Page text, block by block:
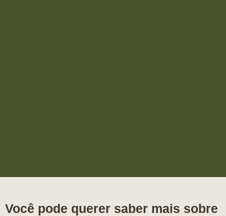
Você pode querer saber mais sobre